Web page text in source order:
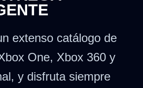
extenso catálogo de
One, Xbox 360 y
y disfruta siempre